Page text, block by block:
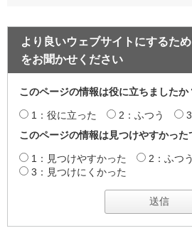
より良いウェブサイトにするた
をお聞かせください
このページの情報は役に立ちましたか
1：役に立った 2：ふつう
このページの情報は見つけやすかった
1：見つけやすかった
2：ふつう
3：見つけにくかった